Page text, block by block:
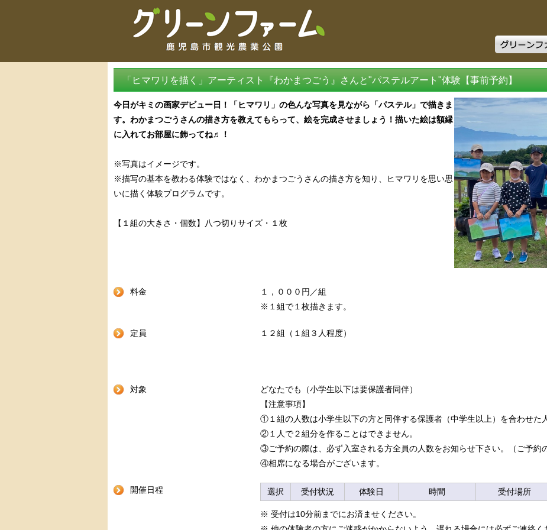
グリーンファ
「ヒマワリを描く」アーティスト『わかまつごう』さんと"パステルアート"体験【事前予約】
今日がキミの画家デビュー日！「ヒマワリ」の色んな写真を見ながら「パステル」で描きま
す。わかまつごうさんの描き方を教えてもらって、絵を完成させましょう！描いた絵は額縁
に入れてお部屋に飾ってね♬！
※写真はイメージです。
※描写の基本を教わる体験ではなく、わかまつごうさんの描き方を知り、ヒマワリを思い思
いに描く体験プログラムです。
【１組の大きさ・個数】八つ切りサイズ・１枚
料金
１，０００円／組
※１組で１枚描きます。
定員 １２組（１組３人程度）
対象
どなたでも（小学生以下は要保護者同伴）
【注意事項】
①１組の人数は小学生以下の方と同伴する保護者（中学生以上）を合わせた
②１人で２組分を作ることはできません。
③ご予約の際は、必ず入室される方全員の人数をお知らせ下さい。（ご予約
④相席になる場合がございます。
開催日程 選択 受付状況 体験日 時間 受付場所
※ 受付は10分前までにお済ませください。